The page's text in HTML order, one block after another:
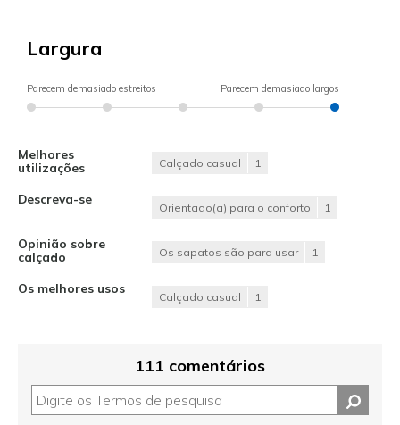
Largura
Parecem demasiado estreitos Parecem demasiado largos
Melhores
utilizações
Calçado casual 1
Descreva-se
Orientado(a) para o conforto 1
Opinião sobre
calçado
Os sapatos são para usar 1
Os melhores usos
Calçado casual 1
111 comentários